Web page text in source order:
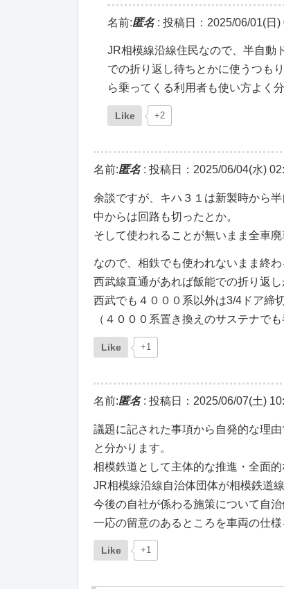
名前:匿名: 投稿日：2025/06/01(日)
JR相模線沿線住民なので、半自動
での折り返し待ちとかに使うつも
ら乗ってくる利用者も使い方よく
Like +2
名前:匿名: 投稿日：2025/06/04(水)
余談ですが、キハ３１は新製時から
中からは回路も切ったとか。
そして使われることが無いまま全車廃
なので、相鉄でも使われないまま終わ
西武線直通があれば飯能での折り返
西武でも４０００系以外は3/4ドア締
（４０００系置き換えのサステナで
Like +1
名前:匿名: 投稿日：2025/06/07(土)
議題に記された事項から自発的な理
と分かります。
相模鉄道として主体的な推進・全面
JR相模線沿線自治体団体が相模鉄道
今後の自社が係わる施策について自
一応の留意のあるところを車両の仕
Like +1